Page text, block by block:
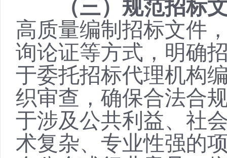
（三）规范招标
高质量编制招标文件
询论证等方式，明确
于委托招标代理机构
织审查，确保合法合
于涉及公共利益、社
术复杂、专业性强的